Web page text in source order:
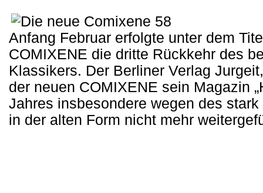
Anfang Februar erfolgte unter dem
COMIXENE die dritte Rückkehr des
Klassikers. Der Berliner Verlag
der neuen COMIXENE sein Magazin
Jahres insbesondere wegen des
in der alten Form nicht mehr